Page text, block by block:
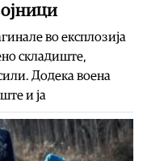
во експлозија
складиште,
Додека воена
и ја